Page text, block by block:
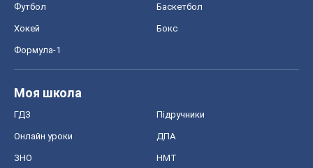
Футбол Баскетбол
Хокей Бокс
Формула-1
Моя школа
ГДЗ Підручники
Онлайн уроки ДПА
ЗНО НМТ